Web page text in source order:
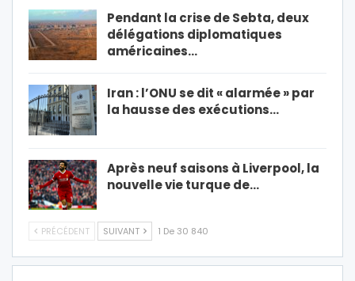
Pendant la crise de Sebta, deux
délégations diplomatiques
américaines…
Iran : l’ONU se dit « alarmée » par
la hausse des exécutions…
Après neuf saisons à Liverpool, la
nouvelle vie turque de…
PRÉCÉDENT SUIVANT 1 De 30 840